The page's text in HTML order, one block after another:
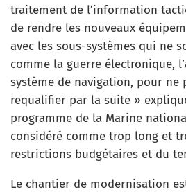
traitement de l‘information
de rendre les nouveaux
avec les sous-systèmes qui ne
comme la guerre électronique,
système de navigation, pour ne
requalifier par la suite »
programme de la Marine
considéré comme trop long et
restrictions budgétaires et du
Le chantier de modernisation